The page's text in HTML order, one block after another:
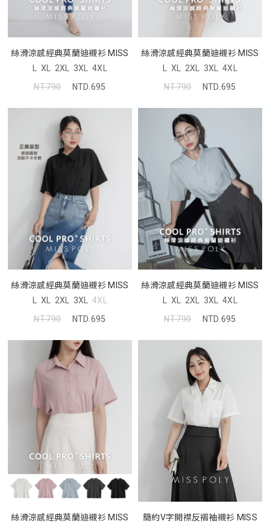
絲滑涼感經典莫蘭迪襯衫 MISS
L XL 2XL 3XL 4XL
NT.790
NTD.695
絲滑涼感經典莫蘭迪襯衫 MISS
L XL 2XL 3XL 4XL
NT.790
NTD.695
絲滑涼感經典莫蘭迪襯衫 MISS
L XL 2XL 3XL 4XL
NT.790
NTD.695
絲滑涼感經典莫蘭迪襯衫 MISS
L XL 2XL 3XL 4XL
NT.790
NTD.695
絲滑涼感經典莫蘭迪襯衫 MISS
簡約V字開襟反褶袖襯衫 MISS